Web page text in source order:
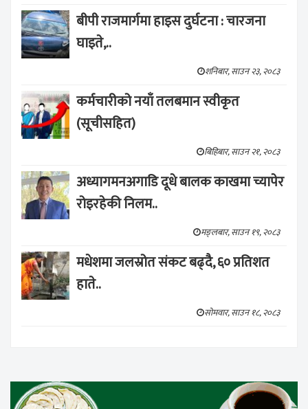
बीपी राजमार्गमा हाइस दुर्घटना : चारजना
घाइते,..
शनिबार, साउन २३, २०८३
कर्मचारीको नयाँ तलबमान स्वीकृत
(सूचीसहित)
बिहिबार, साउन २१, २०८३
अध्यागमनअगाडि दूधे बालक काखमा च्यापेर
रोइरहेकी निलम..
मङ्लबार, साउन १९, २०८३
मधेशमा जलस्रोत संकट बढ्दै, ६० प्रतिशत
हाते..
सोमवार, साउन १८, २०८३